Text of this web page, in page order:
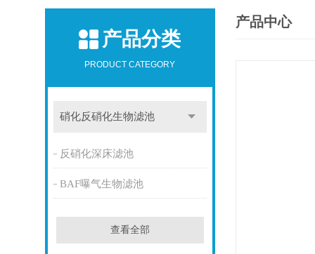
产品分类
PRODUCT CATEGORY
硝化反硝化生物滤池
反硝化深床滤池
BAF曝气生物滤池
查看全部
产品中心